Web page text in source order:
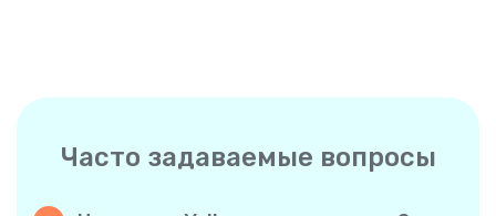
Часто задаваемые вопросы